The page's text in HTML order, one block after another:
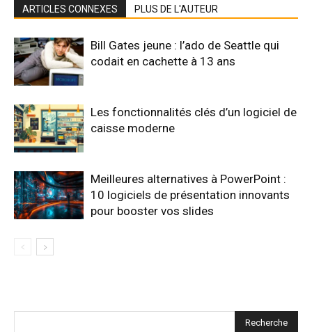
ARTICLES CONNEXES PLUS DE L'AUTEUR
Bill Gates jeune : l’ado de Seattle qui
codait en cachette à 13 ans
Les fonctionnalités clés d’un logiciel de
caisse moderne
Meilleures alternatives à PowerPoint :
10 logiciels de présentation innovants
pour booster vos slides